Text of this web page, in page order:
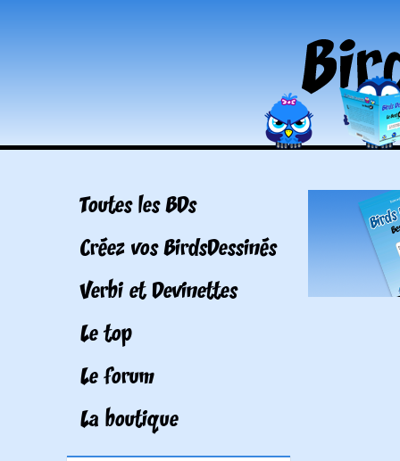
Toutes les BDs
Créez vos BirdsDessinés
Verbi et Devinettes
Le top
Le forum
La boutique